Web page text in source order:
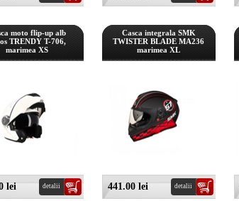
moto flip-up alb
TRENDY T-706,
marimea XS
lei detalii
Casca integrala SMK
TWISTER BLADE MA236
marimea XL
441.00 lei detalii